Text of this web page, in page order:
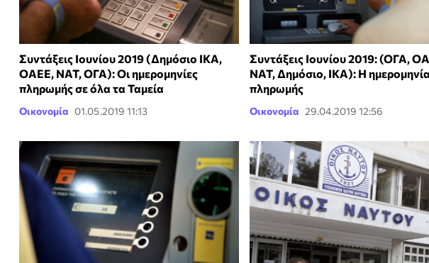
Συντάξεις Ιουνίου 2019 (Δημόσιο ΙΚΑ,
ΟΑΕΕ, ΝΑΤ, ΟΓΑ): Οι ημερομηνίες
πληρωμής σε όλα τα Ταμεία
Οικονομία 01.05.2019 11:13
Συντάξεις Ιουνίου 2019: (ΟΓΑ,
ΝΑΤ, Δημόσιο, ΙΚΑ): Η ημερομηνία
πληρωμής
Οικονομία 29.04.2019 12:56